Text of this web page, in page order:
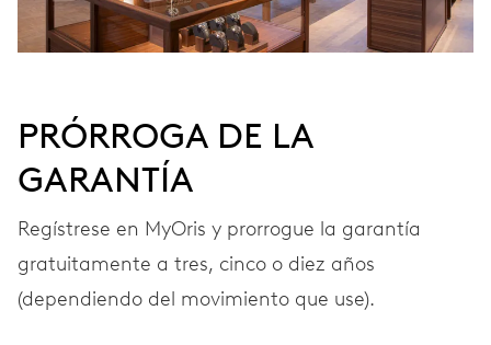
PRÓRROGA DE LA
GARANTÍA
Regístrese en MyOris y prorrogue la garantía
gratuitamente a tres, cinco o diez años
(dependiendo del movimiento que use).